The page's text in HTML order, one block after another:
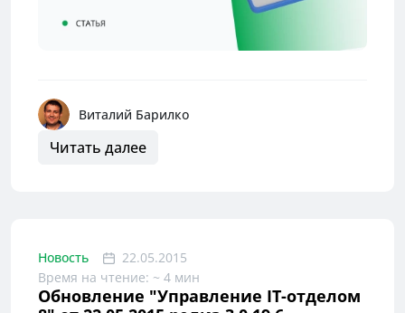
Виталий Барилко
Читать далее
Новость
22.05.2015
Время на чтение: ~ 4 мин
Обновление "Управление IT-отделом